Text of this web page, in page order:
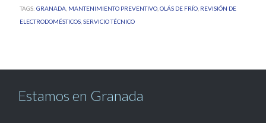
TAGS:GRANADA, MANTENIMIENTO PREVENTIVO,OLÁS DE FRÍO, REVISIÓN DE
ELECTRODOMÉSTICOS,SERVICIO TÉCNICO
Estamos en Granada